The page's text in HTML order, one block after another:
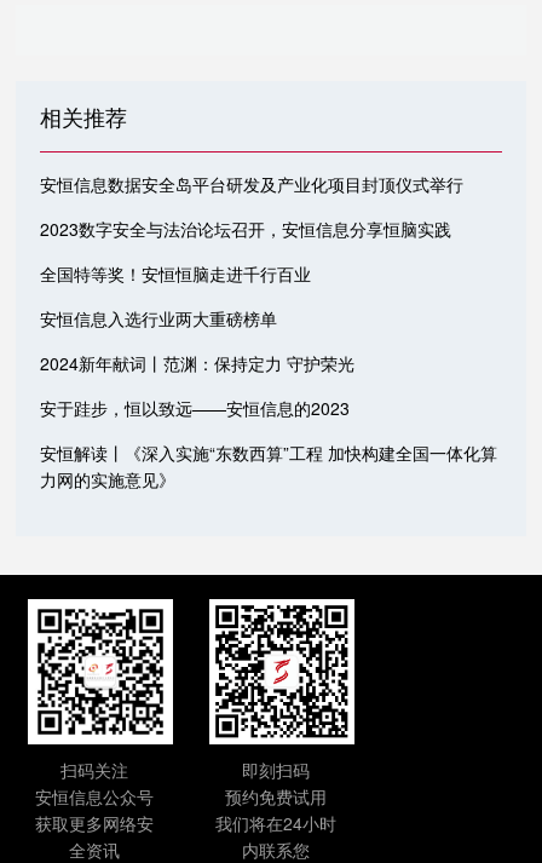
相关推荐
安恒信息数据安全岛平台研发及产业化项目封顶仪式举行
2023数字安全与法治论坛召开，安恒信息分享恒脑实践
全国特等奖！安恒恒脑走进千行百业
安恒信息入选行业两大重磅榜单
2024新年献词丨范渊：保持定力 守护荣光
安于跬步，恒以致远——安恒信息的2023
安恒解读丨《深入实施“东数西算”工程 加快构建全国一体化算
力网的实施意见》
扫码关注
安恒信息公众号
获取更多网络安
全资讯
即刻扫码
预约免费试用
我们将在24小时
内联系您